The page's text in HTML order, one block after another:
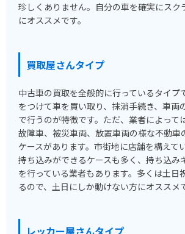
珍しくありません。自分の車を確実にスク
にオススメです。
買取屋さんタイプ
中古車の買取を全般的に行っているタイプ
をつけて車を買い取り、抹消手続き、車両
で行うのが特徴です。ただ、業者によって
故障車、被災車両、放置車両の様な不動車
ケースがあります。市街地に店舗を構えて
持ち込みができるケースも多く、持ち込み
を行っている業者もあります。多くは土日
るので、土日にしか動けない方にオススメ
レッカー屋さんタイプ